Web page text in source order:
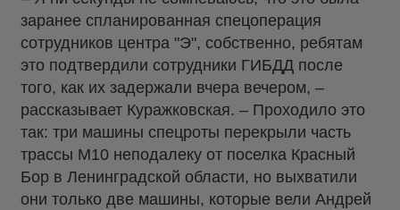
заранее спланированная спецоперация
сотрудников центра "Э", собственно, ребятам
это подтвердили сотрудники ГИБДД после
того, как их задержали вчера вечером, –
рассказывает Куражковская. – Проходило это
так: три машины спецроты перекрыли часть
трассы М10 неподалеку от поселка Красный
Бор в Ленинградской области, но выхватили
они только две машины, которые вели Андрей